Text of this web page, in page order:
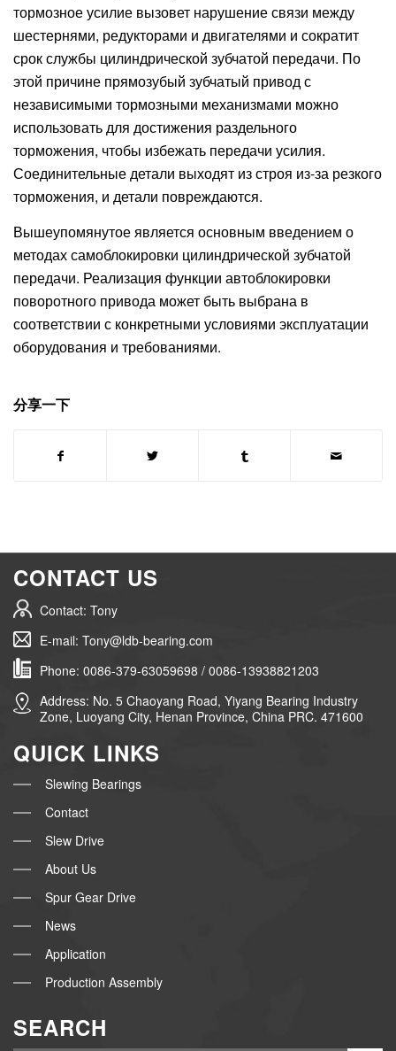
тормозное усилие вызовет нарушение связи между
шестернями, редукторами и двигателями и сократит
срок службы цилиндрической зубчатой ​​передачи. По
этой причине прямозубый зубчатый привод с
независимыми тормозными механизмами можно
использовать для достижения раздельного
торможения, чтобы избежать передачи усилия.
Соединительные детали выходят из строя из-за резкого
торможения, и детали повреждаются.
Вышеупомянутое является основным введением о
методах самоблокировки цилиндрической зубчатой ​​
передачи. Реализация функции автоблокировки
поворотного привода может быть выбрана в
соответствии с конкретными условиями эксплуатации
оборудования и требованиями.
分享一下
CONTACT US
Contact: Tony
E-mail: Tony@ldb-bearing.com
Phone: 0086-379-63059698 / 0086-13938821203
Address: No. 5 Chaoyang Road, Yiyang Bearing Industry
Zone, Luoyang City, Henan Province, China PRC. 471600
QUICK LINKS
Slewing Bearings
Contact
Slew Drive
About Us
Spur Gear Drive
News
Application
Production Assembly
SEARCH